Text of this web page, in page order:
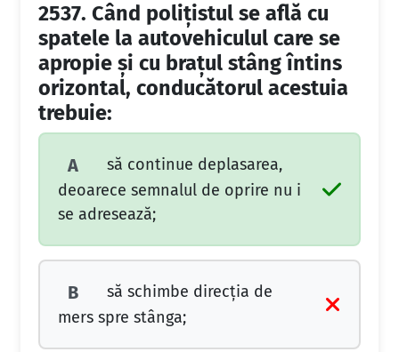
2537. Când poliţistul se află cu
spatele la autovehiculul care se
apropie şi cu braţul stâng întins
orizontal, conducătorul acestuia
trebuie:
A
să continue deplasarea,
deoarece semnalul de oprire nu i
se adresează;
B
să schimbe direcţia de
mers spre stânga;